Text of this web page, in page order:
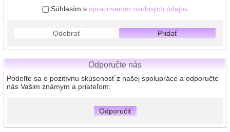
Súhlasím s spracovaním osobných údajov
Odobrať Pridať
Odporučte nás
Podeľte sa o pozitívnu skúsenosť z našej spolupráce a odporučte
nás Vašim známym a priateľom:
Odporučiť